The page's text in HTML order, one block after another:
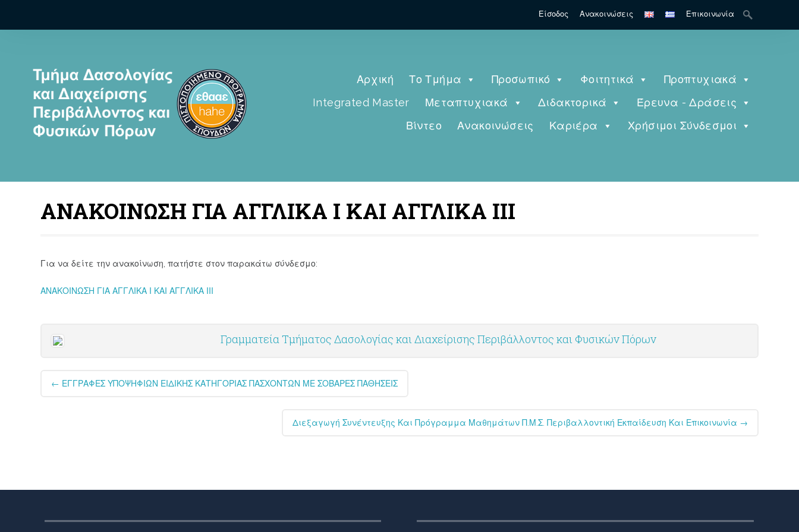
Είσοδος Ανακοινώσεις Επικοινωνία
Search
for:
Αρχική Το Τμήμα Προσωπικό Φοιτητικά
Προπτυχιακά
Integrated Master
Μεταπτυχιακά Διδακτορικά
Έρευνα - Δράσεις
Βίντεο
Ανακοινώσεις Καριέρα Χρήσιμοι Σύνδεσμοι
ΑΝΑΚΟΙΝΩΣΗ ΓΙΑ ΑΓΓΛΙΚΑ Ι ΚΑΙ ΑΓΓΛΙΚΑ ΙΙΙ
Για να δείτε την ανακοίνωση, πατήστε στον παρακάτω σύνδεσμο:
ΑΝΑΚΟΙΝΩΣΗ ΓΙΑ ΑΓΓΛΙΚΑ Ι ΚΑΙ ΑΓΓΛΙΚΑ ΙΙΙ
Γραμματεία Τμήματος Δασολογίας και Διαχείρισης Περιβάλλοντος και Φυσικών Πόρων
Post
← ΕΓΓΡΑΦΕΣ ΥΠΟΨΗΦΙΩΝ ΕΙΔΙΚΗΣ ΚΑΤΗΓΟΡΙΑΣ ΠΑΣΧΟΝΤΩΝ ΜΕ ΣΟΒΑΡΕΣ ΠΑΘΗΣΕΙΣ
Διεξαγωγή Συνέντευξης Και Πρόγραμμα Μαθημάτων Π.Μ.Σ. Περιβαλλοντική Εκπαίδευση Και Επικοινωνία →